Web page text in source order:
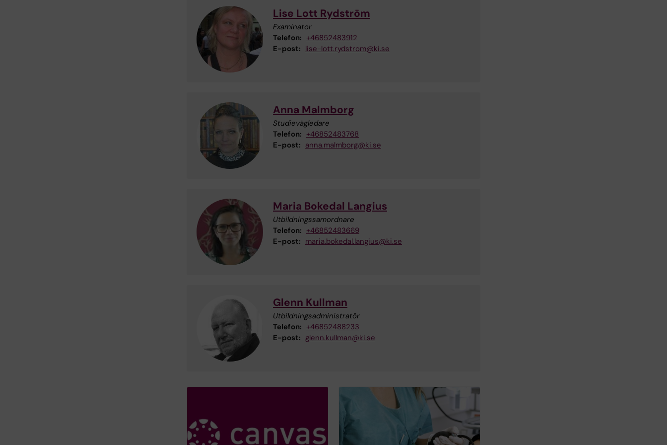
Lise Lott Rydström
Examinator
Telefon: +46852483912
E-post: lise-lott.rydstrom@ki.se
Anna Malmborg
Studievägledare
Telefon: +46852483768
E-post: anna.malmborg@ki.se
Maria Bokedal Langius
Utbildningssamordnare
Telefon: +46852483669
E-post: maria.bokedal.langius@ki.se
Glenn Kullman
Utbildningsadministratör
Telefon: +46852488233
E-post: glenn.kullman@ki.se